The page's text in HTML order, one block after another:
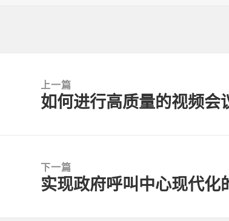
navigation上一篇
上
章:
如何进行高质量的视频会
下一篇
下
实现政府呼叫中心现代化